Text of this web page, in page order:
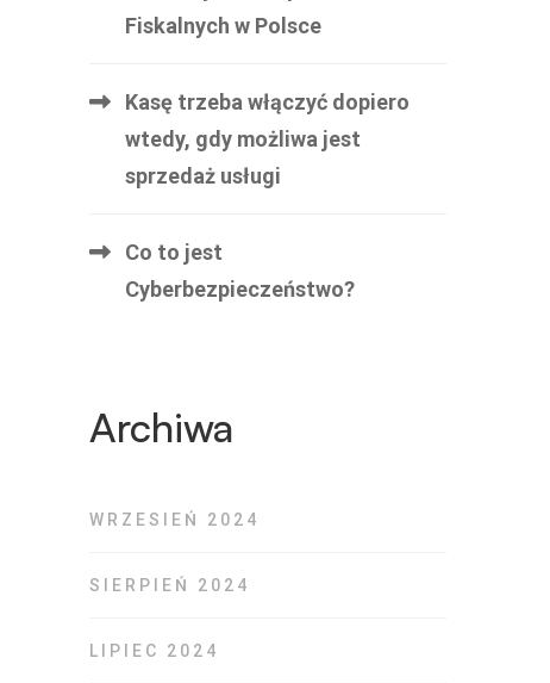
Fiskalnych w Polsce
Kasę trzeba włączyć dopiero
wtedy, gdy możliwa jest
sprzedaż usługi
Co to jest
Cyberbezpieczeństwo?
Archiwa
WRZESIEŃ 2024
SIERPIEŃ 2024
LIPIEC 2024